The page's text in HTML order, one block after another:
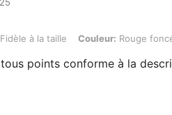
à la taille, Couleur: Rouge foncé, Taille: L
Fidèle à la taille Couleur: Rouge
points conforme à la